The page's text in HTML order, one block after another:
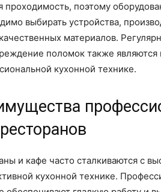
проходимость, поэтому
выбирать устройства,
материалов.
поломок также
кухонной технике.
и кафе часто сталкиваются с
кухонной технике.